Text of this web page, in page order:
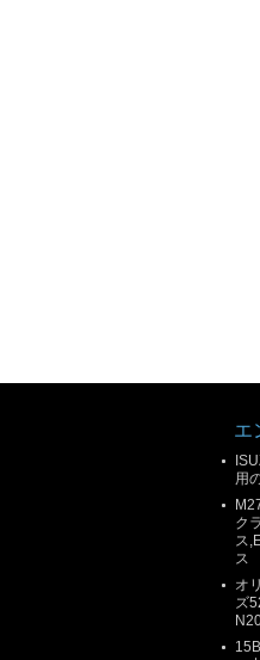
エ
用
ク
ス
ス
オ
ズ